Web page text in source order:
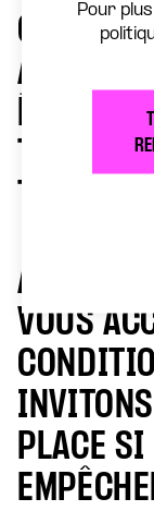
TOUTES
THÉÂTRE
AFIN DE
VOUS
PLACE SI
Pour